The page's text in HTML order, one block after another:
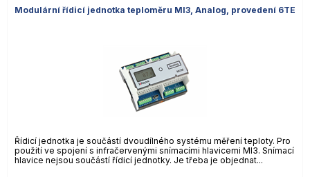
Modulární řídicí jednotka teploměru MI3, Analog, provedení 6TE
Řídicí jednotka je součástí dvoudílného systému měření teploty. Pro
použití ve spojení s infračervenými snímacími hlavicemi MI3. Snímací
hlavice nejsou součástí řídicí jednotky. Je třeba je objednat...